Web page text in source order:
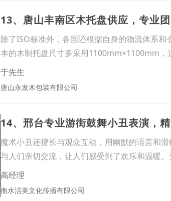
13、唐山丰南区木托盘供应，专业
除了ISO标准外，各国还根据自身的物流体系
本的木制托盘尺寸多采用1100mm×1100mm
于先生
唐山永发木包装有限公司
14、邢台专业游街鼓舞小丑表演，
魔术小丑还擅长与观众互动，用幽默的语言和
与人们亲切交流，让人们感受到了欢乐和温暖
引，
高经理
衡水洁美文化传播有限公司